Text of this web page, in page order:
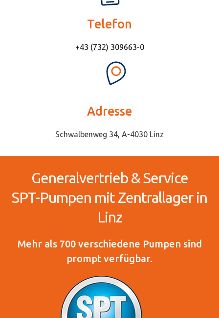
Telefon
+43 (732) 309663-0
Adresse
Schwalbenweg 34, A-4030 Linz
Generalvertrieb & Service
SPT-Pumpen mit Zentrallager in
Linz
Mehr als 700 verschiedene Pumpen sind
prompt verfügbar.